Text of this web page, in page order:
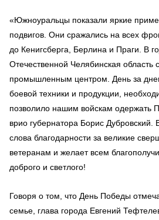
«Южноуральцы показали яркие
подвигов. Они сражались на всех
до Кенигсберга, Берлина и Праги. В
Отечественной Челябинская область
промышленным центром. День за
боевой техники и продукции,
позволило нашим войскам одержать
врио губернатора Борис Дубровский.
слова благодарности за великие
ветеранам и желает всем
доброго и светлого!
Говоря о том, что День Победы
семье, глава города Евгений